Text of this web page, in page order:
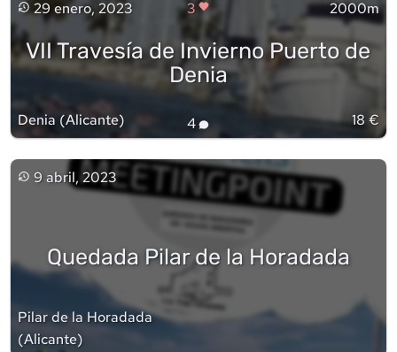
29 enero, 2023 3 2000m
VII Travesía de Invierno Puerto de
Denia
Denia (Alicante) 4 18 €
9 abril, 2023
Quedada Pilar de la Horadada
Pilar de la Horadada
(Alicante)